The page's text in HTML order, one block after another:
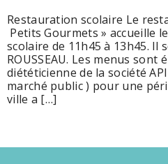
Restauration scolaire Le
Petits Gourmets » accueille
scolaire de 11h45 à 13h45. Il
ROUSSEAU. Les menus sont
diététicienne de la société
marché public ) pour une
ville a […]